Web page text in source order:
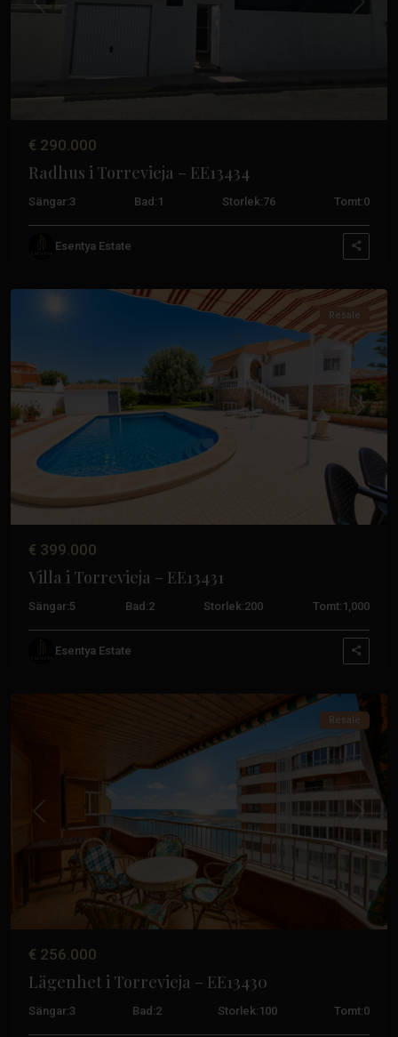
Tidigare Nästa
€ 290.000
Radhus i Torrevieja – EE13434
Sängar:3 Bad: 1 Storlek:76 Tomt:0
Esentya Estate
Tidigare Nästa
Resale
€ 399.000
Villa i Torrevieja – EE13431
Sängar:5 Bad:2 Storlek:200 Tomt: 1,000
Esentya Estate
Tidigare Nästa
Resale
€ 256.000
Lägenhet i Torrevieja – EE13430
Sängar:3 Bad:2 Storlek: 100 Tomt:0